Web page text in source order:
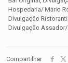
Hospedaria/ Mário
Divulgação
Divulgação Assador/
Compartilhar